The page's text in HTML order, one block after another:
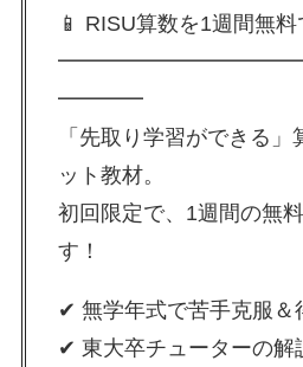
📱 RISU算数を1週間無料
━━━━
「先取り学習ができる
ット教材。
初回限定で、1週間の無
す！
✔ 無学年式で苦手克服＆
✔ 東大卒チューターの解